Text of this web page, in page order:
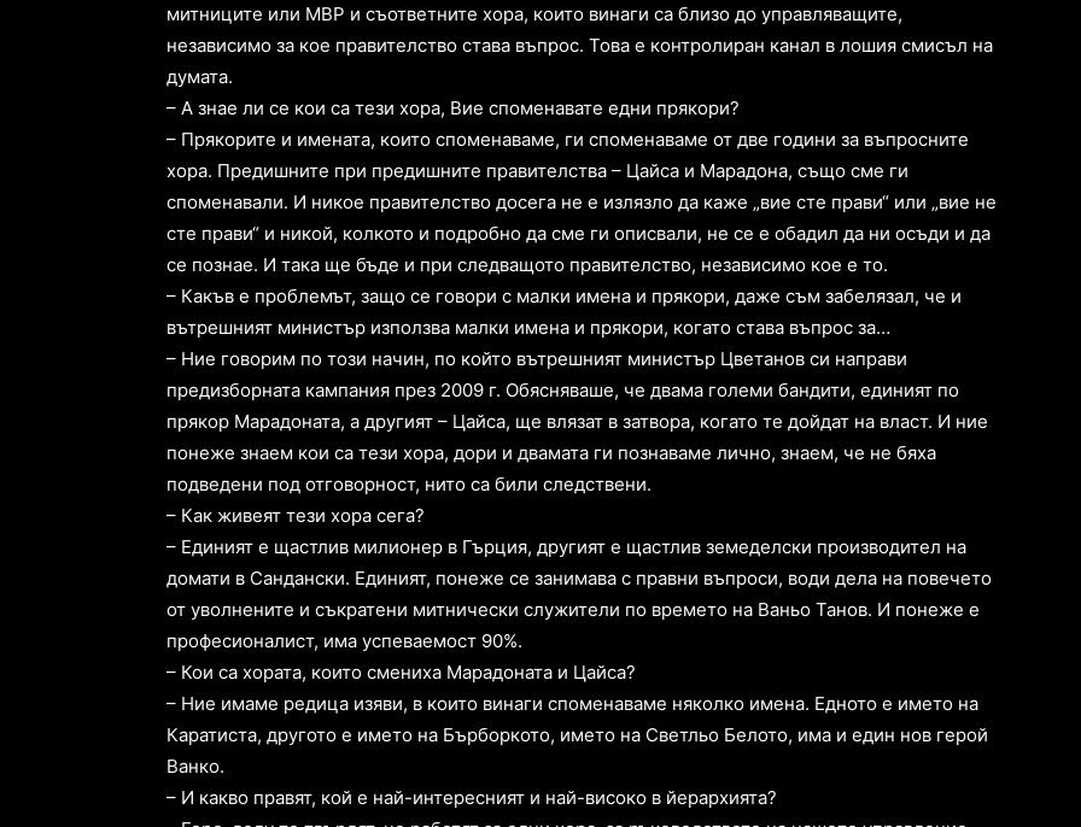
митниците или МВР и съответните хора, които винаги са близо до управляващите,
независимо за кое правителство става въпрос. Това е контролиран канал в лошия смисъл на
думата.
– А знае ли се кои са тези хора, Вие споменавате едни прякори?
– Прякорите и имената, които споменаваме, ги споменаваме от две години за въпросните
хора. Предишните при предишните правителства – Цайса и Марадона, също сме ги
споменавали. И никое правителство досега не е излязло да каже „вие сте прави“ или „вие не
сте прави“ и никой, колкото и подробно да сме ги описвали, не се е обадил да ни осъди и да
се познае. И така ще бъде и при следващото правителство, независимо кое е то.
– Какъв е проблемът, защо се говори с малки имена и прякори, даже съм забелязал, че и
вътрешният министър използва малки имена и прякори, когато става въпрос за…
– Ние говорим по този начин, по който вътрешният министър Цветанов си направи
предизборната кампания през 2009 г. Обясняваше, че двама големи бандити, единият по
прякор Марадоната, а другият – Цайса, ще влязат в затвора, когато те дойдат на власт. И ние
понеже знаем кои са тези хора, дори и двамата ги познаваме лично, знаем, че не бяха
подведени под отговорност, нито са били следствени.
– Как живеят тези хора сега?
– Единият е щастлив милионер в Гърция, другият е щастлив земеделски производител на
домати в Сандански. Единият, понеже се занимава с правни въпроси, води дела на повечето
от уволнените и съкратени митнически служители по времето на Ваньо Танов. И понеже е
професионалист, има успеваемост 90%.
– Кои са хората, които смениха Марадоната и Цайса?
– Ние имаме редица изяви, в които винаги споменаваме няколко имена. Едното е името на
Каратиста, другото е името на Бърборкото, името на Светльо Белото, има и един нов герой
Ванко.
– И какво правят, кой е най-интересният и най-високо в йерархията?